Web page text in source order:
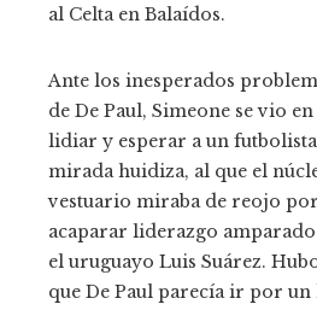
al Celta en Balaídos.
Ante los inesperados
de De Paul, Simeone se vio
lidiar y esperar a un
mirada huidiza, al que el
vestuario miraba de reojo
acaparar liderazgo
el uruguayo Luis Suárez.
que De Paul parecía ir por